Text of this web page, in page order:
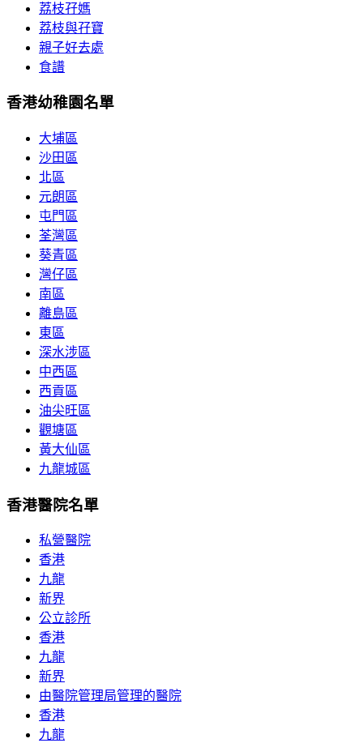
荔枝孖媽
荔枝與孖寶
親子好去處
食譜
香港幼稚園名單
大埔區
沙田區
北區
元朗區
屯門區
荃灣區
葵青區
灣仔區
南區
離島區
東區
深水涉區
中西區
西貢區
油尖旺區
觀塘區
黃大仙區
九龍城區
香港醫院名單
私營醫院
香港
九龍
新界
公立診所
香港
九龍
新界
由醫院管理局管理的醫院
香港
九龍